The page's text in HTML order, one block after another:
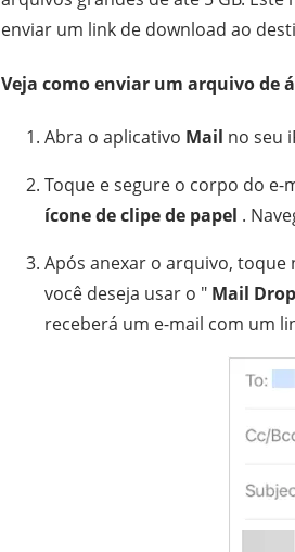
enviar um link de download ao
Veja como enviar um arquivo de
Abra o aplicativo Mail no seu
Toque e segure o corpo do
ícone de clipe de papel .
Após anexar o arquivo, toque
você deseja usar o " Mail
receberá um e-mail com um